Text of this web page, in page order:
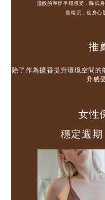
護般的寧靜平穩感受，降低
善暗沉，使身心
推
除了作為擴香提升環境空間
升感
女性
穩定週